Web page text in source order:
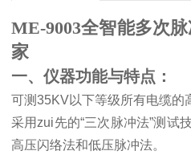
ME-9003全智能多次
家
一、仪器功能与特点：
可测35KV以下等级所有电缆的
采用zui先的“三次脉冲法”测试
高压闪络法和低压脉冲法。